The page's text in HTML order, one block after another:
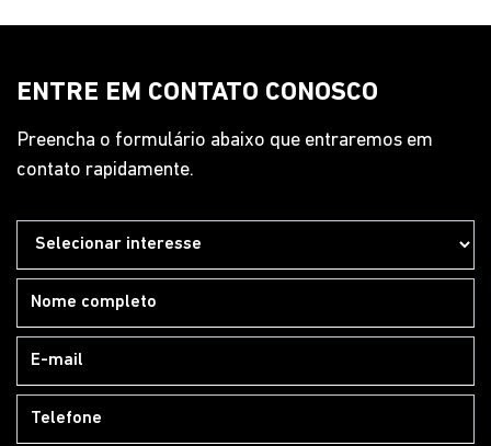
ENTRE EM CONTATO CONOSCO
Preencha o formulário abaixo que entraremos em
contato rapidamente.